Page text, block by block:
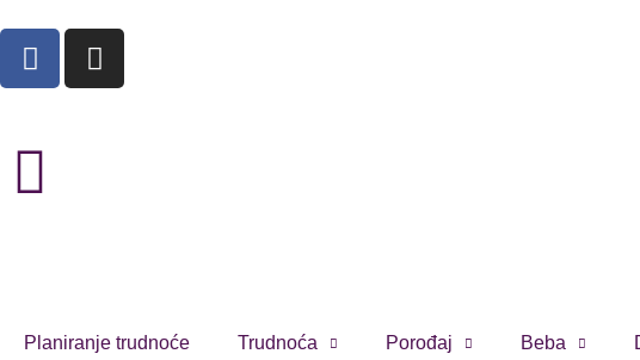
Planiranje trudnoće Trudnoća Porođaj Beba